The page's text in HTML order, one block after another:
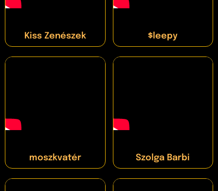
Kiss Zenészek $leepy
moszkvatér Szolga Barbi